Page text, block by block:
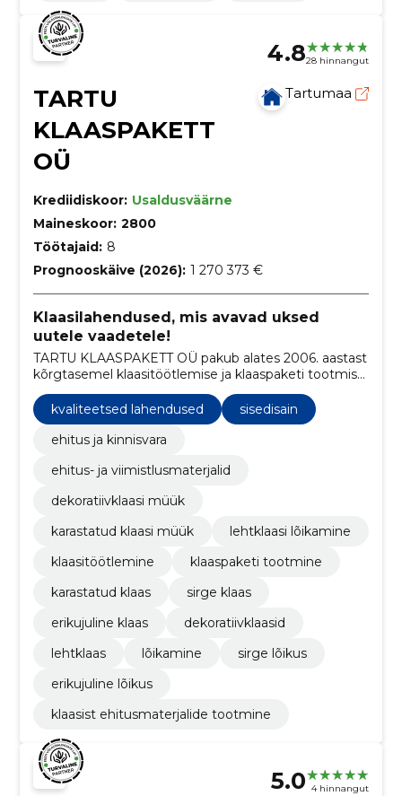
4.828 hinnangut
TARTU
KLAASPAKETT
OÜ
Tartumaa
Krediidiskoor: Usaldusväärne
Maineskoor: 2800
Töötajaid: 8
Prognooskäive (2026): 1 270 373 €
Klaasilahendused, mis avavad uksed
uutele vaadetele!
TARTU KLAASPAKETT OÜ pakub alates 2006. aastast
kõrgtasemel klaasitöötlemise ja klaaspaketi tootmise
teenuseid, sealhulgas lehtklaasi lõikust, karastatud
klaasi müüki, dekoratiivklaaside müüki ning
klaaspakettide tootmist.
kvaliteetsed lahendused
sisedisain
ehitus ja kinnisvara
ehitus- ja viimistlusmaterjalid
dekoratiivklaasi müük
karastatud klaasi müük
lehtklaasi lõikamine
klaasitöötlemine
klaaspaketi tootmine
karastatud klaas
sirge klaas
erikujuline klaas
dekoratiivklaasid
lehtklaas
lõikamine
sirge lõikus
erikujuline lõikus
klaasist ehitusmaterjalide tootmine
5.0 4 hinnangut